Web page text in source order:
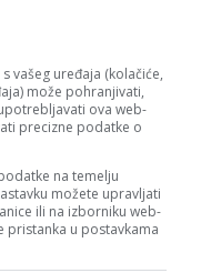
vašeg uređaja (kolačiće,
može pohranjivati,
ova web-
precizne podatke o
na temelju
možete upravljati
ili na izborniku web-
pristanka u postavkama